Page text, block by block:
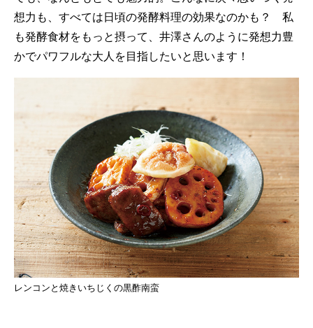
想力も、すべては日頃の発酵料理の効果なのかも？ 私
も発酵食材をもっと摂って、井澤さんのように発想力豊
かでパワフルな大人を目指したいと思います！
レンコンと焼きいちじくの黒酢南蛮